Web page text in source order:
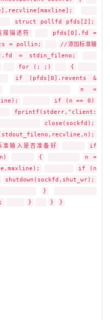
struct pollfd pfds[2];
描述符
pfds[0].fd =
= pollin;
//添加标准输
= stdin_fileno;
for (; ;)
{
if (pfds[0].revents &
n =
if (n == 0)
fprintf(stderr,"client:
close(sockfd);
输入是否准备好
if
{
n =
if (n
shutdown(sockfd,shut_wr);
}
} } }